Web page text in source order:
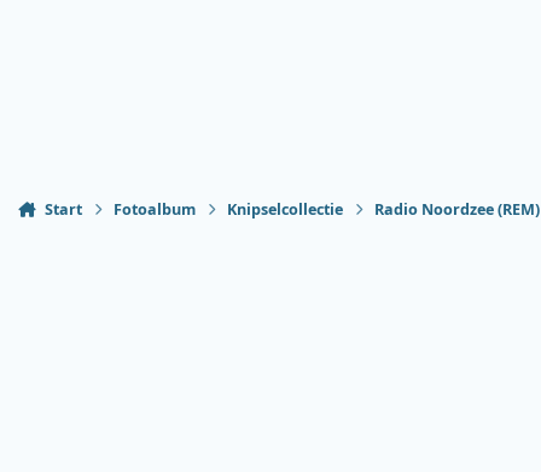
Start Fotoalbum Knipselcollectie Radio Noordzee (REM)